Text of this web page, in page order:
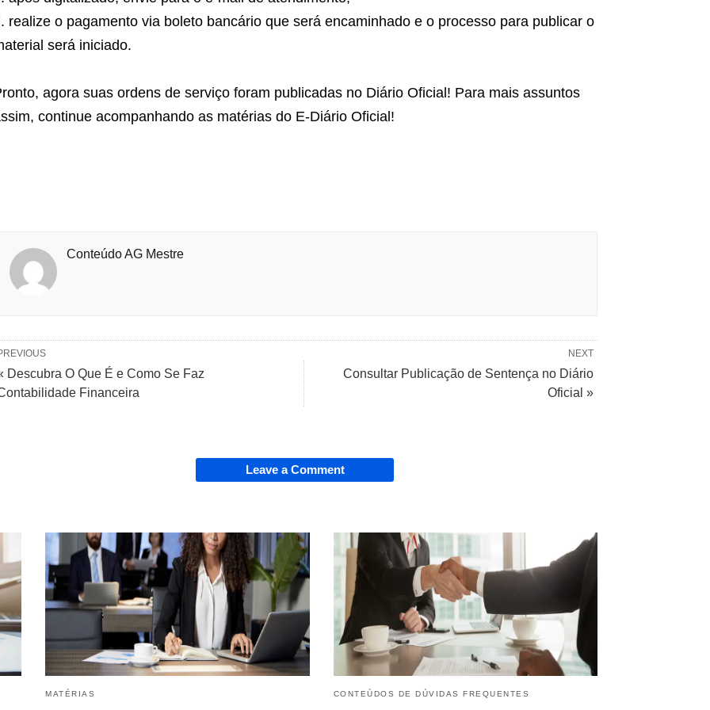
realize o pagamento via boleto bancário que será encaminhado e o processo para publicar o
será iniciado.
agora suas ordens de serviço foram publicadas no Diário Oficial! Para mais assuntos
continue acompanhando as matérias do E-Diário Oficial!
Conteúdo AG Mestre
NEXT
Consultar Publicação de Sentença no Diário
Oficial »
Descubra O Que É e Como Se Faz
Financeira
Leave a Comment
MATÉRIAS CONTEÚDOS DE DÚVIDAS FREQUENTES